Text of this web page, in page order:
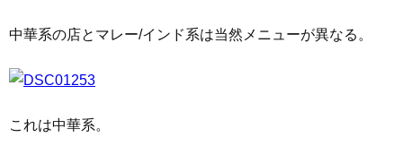
中華系の店とマレー/インド系は当然メニューが異なる。
これは中華系。